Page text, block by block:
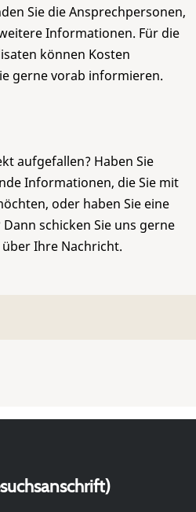
Sie die Ansprechpersonen,
Informationen. Für die
können Kosten
gerne vorab informieren.
aufgefallen? Haben Sie
Informationen, die Sie mit
oder haben Sie eine
schicken Sie uns gerne
Ihre Nachricht.